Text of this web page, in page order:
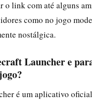
o link com até alguns
como no jogo
nostálgica.
Launcher e
é um aplicativo